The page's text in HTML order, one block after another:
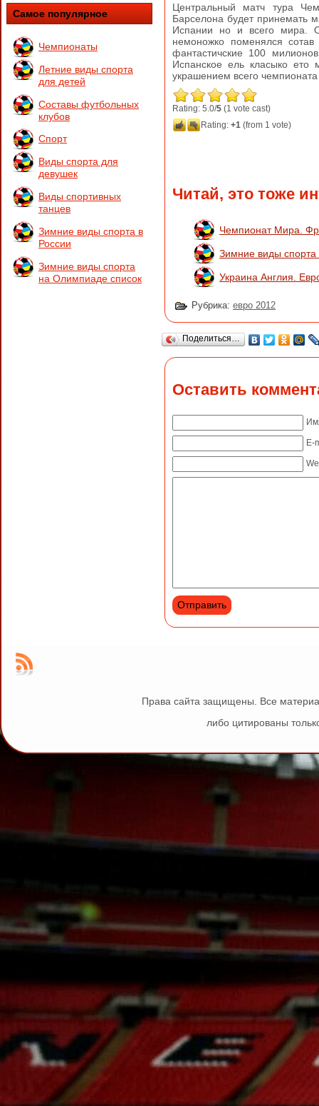
Самое популярное
Чемпионаты
Летние виды спорта
для детей
Составы футбольных
клубов
Спорт
Виды спорта для
девушек
Виды спортивных
танцев
Зимние виды спорта в
России
Зимние виды спорта
на Олимпиаде список
Центральный матч тура
Барселона будет принемать
Испании но и всего мира.
немоножко поменялся
фантастичские 100
Испанское ель класыко ето
украшением всего чемпионата
Rating: 5.0/5 (1 vote cast)
Rating: +1 (from 1 vote)
Читай, это тоже
Чемпионат Мира.
Зимние виды
Украина Англия.
Рубрика: евро 2012
Поделиться…
Оставить
E-
Права сайта защищены. Все
либо цитированы